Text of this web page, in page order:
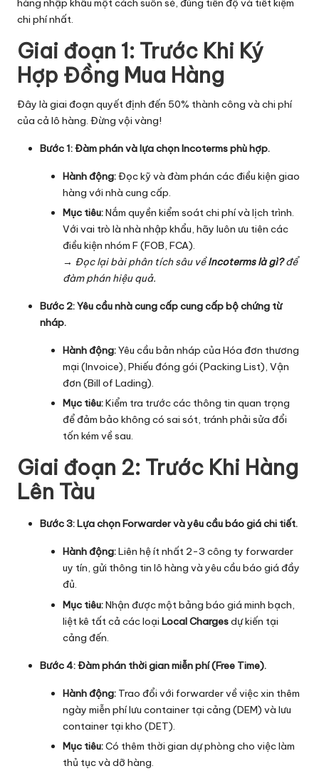
g
is
ti
c
s
hàng nhập khẩu một cách suôn sẻ, đúng tiến độ và tiết kiệm
chi phí nhất.
Giai đoạn 1: Trước Khi Ký
Hợp Đồng Mua Hàng
Đây là giai đoạn quyết định đến 50% thành công và chi phí
của cả lô hàng. Đừng vội vàng!
Bước 1: Đàm phán và lựa chọn Incoterms phù hợp.
Hành động:Đọc kỹ và đàm phán các điều kiện giao
hàng với nhà cung cấp.
Mục tiêu:Nắm quyền kiểm soát chi phí và lịch trình.
Với vai trò là nhà nhập khẩu, hãy luôn ưu tiên các
điều kiện nhóm F (FOB, FCA).
→ Đọc lại bài phân tích sâu vềIncoterms là gì?để
đàm phán hiệu quả.
Bước 2: Yêu cầu nhà cung cấp cung cấp bộ chứng từ
nháp.
Hành động:Yêu cầu bản nháp của Hóa đơn thương
mại (Invoice), Phiếu đóng gói (Packing List), Vận
đơn (Bill of Lading).
Mục tiêu:Kiểm tra trước các thông tin quan trọng
để đảm bảo không có sai sót, tránh phải sửa đổi
tốn kém về sau.
Giai đoạn 2: Trước Khi Hàng
Lên Tàu
Bước 3: Lựa chọn Forwarder và yêu cầu báo giá chi tiết.
Hành động:Liên hệ ít nhất 2-3 công ty forwarder
uy tín, gửi thông tin lô hàng và yêu cầu báo giá đầy
đủ.
Mục tiêu:Nhận được một bảng báo giá minh bạch,
liệt kê tất cả các loại Local Chargesdự kiến tại
cảng đến.
Bước 4: Đàm phán thời gian miễn phí (Free Time).
Hành động: Trao đổi với forwardervề việc xin thêm
ngày miễn phí lưu container tại cảng (DEM) và lưu
container tại kho (DET).
Mục tiêu:Có thêm thời gian dự phòng cho việc làm
thủ tục và dỡ hàng.